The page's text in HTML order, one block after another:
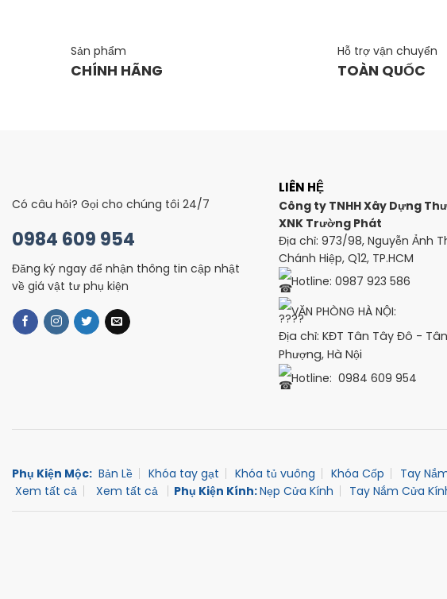
Sản phẩm
CHÍNH HÃNG
Hỗ trợ vận chuyển
TOÀN QUỐC
Có câu hỏi? Gọi cho chúng tôi 24/7
0984 609 954
Đăng ký ngay để nhận thông tin cập nhật
về giá vật tư phụ kiện
LIÊN HỆ
Công ty TNHH Xây Dựng
XNK Trường Phát
Địa chỉ: 973/98, Nguyễn Ảnh
Chánh Hiệp, Q12, TP.HCM
Hotline: 0987 923 586
VĂN PHÒNG HÀ NỘI:
Địa chỉ: KĐT Tân Tây Đô -
Phượng, Hà Nội
Hotline: 0984 609 954
Phụ Kiện Mộc: Bản Lề Khóa tay gạt Khóa tủ vuông Khóa Cốp Tay
Xem tất cả
Xem tất cả Phụ Kiện Kính:Nẹp Cửa Kính Tay Nắm Cửa